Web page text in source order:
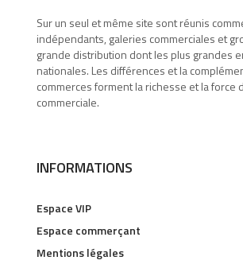
Sur un seul et même site sont réunis
indépendants, galeries commerciales et
grande distribution dont les plus grandes
nationales. Les différences et la
commerces forment la richesse et la force
commerciale.
INFORMATIONS
Espace VIP
Espace commerçant
Mentions légales